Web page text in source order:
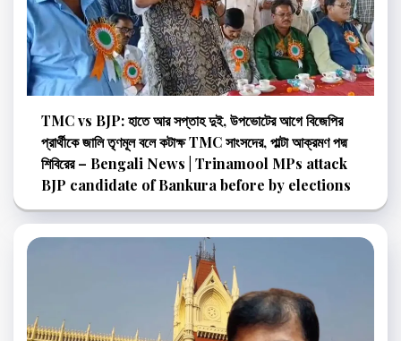
TMC vs BJP: হাতে আর সপ্তাহ দুই, উপভোটের আগে বিজেপির
প্রার্থীকে জালি তৃণমূল বলে কটাক্ষ TMC সাংসদের, পাল্টা আক্রমণ পদ্ম
শিবিরের – Bengali News | Trinamool MPs attack
BJP candidate of Bankura before by elections